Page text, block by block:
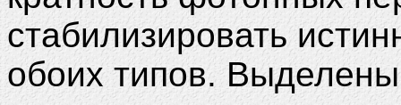
стабилизировать
обоих типов.